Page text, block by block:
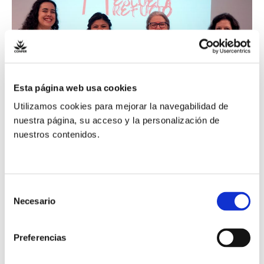
Esta página web usa cookies
Utilizamos cookies para mejorar la navegabilidad de
nuestra página, su acceso y la personalización de
nuestros contenidos.
Necesario
Preferencias
nueva campaña de
Entreculturas y Alboan
nueva
campaña
de
Alboan